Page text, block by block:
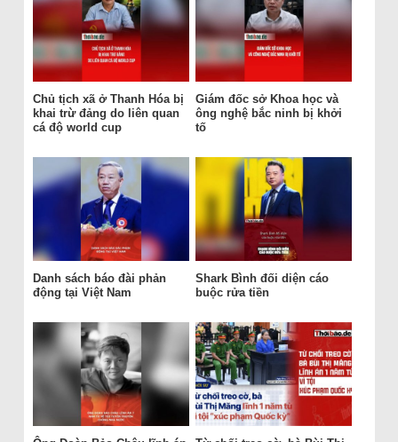
Chủ tịch xã ở Thanh Hóa bị
khai trừ đảng do liên quan
cá độ world cup
Giám đốc sở Khoa học và
ông nghệ bắc ninh bị khởi
tố
Danh sách báo đài phản
động tại Việt Nam
Shark Bình đối diện cáo
buộc rửa tiền